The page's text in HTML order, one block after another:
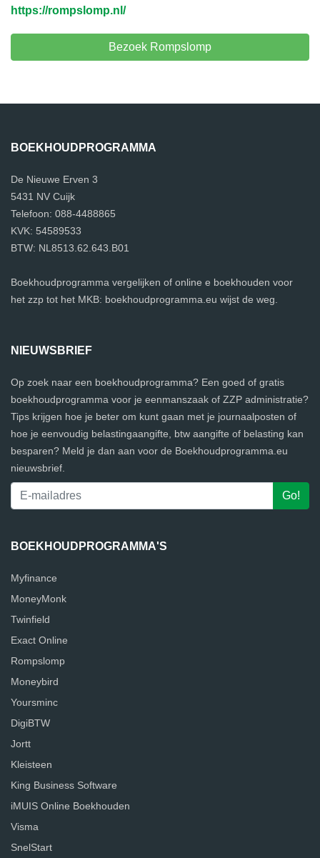
https://rompslomp.nl/
Bezoek Rompslomp
BOEKHOUDPROGRAMMA
De Nieuwe Erven 3
5431 NV Cuijk
Telefoon: 088-4488865
KVK: 54589533
BTW: NL8513.62.643.B01
Boekhoudprogramma vergelijken of online e boekhouden voor
het zzp tot het MKB: boekhoudprogramma.eu wijst de weg.
NIEUWSBRIEF
Op zoek naar een boekhoudprogramma? Een goed of gratis
boekhoudprogramma voor je eenmanszaak of ZZP administratie?
Tips krijgen hoe je beter om kunt gaan met je journaalposten of
hoe je eenvoudig belastingaangifte, btw aangifte of belasting kan
besparen? Meld je dan aan voor de Boekhoudprogramma.eu
nieuwsbrief.
BOEKHOUDPROGRAMMA'S
Myfinance
MoneyMonk
Twinfield
Exact Online
Rompslomp
Moneybird
Yoursminc
DigiBTW
Jortt
Kleisteen
King Business Software
iMUIS Online Boekhouden
Visma
SnelStart